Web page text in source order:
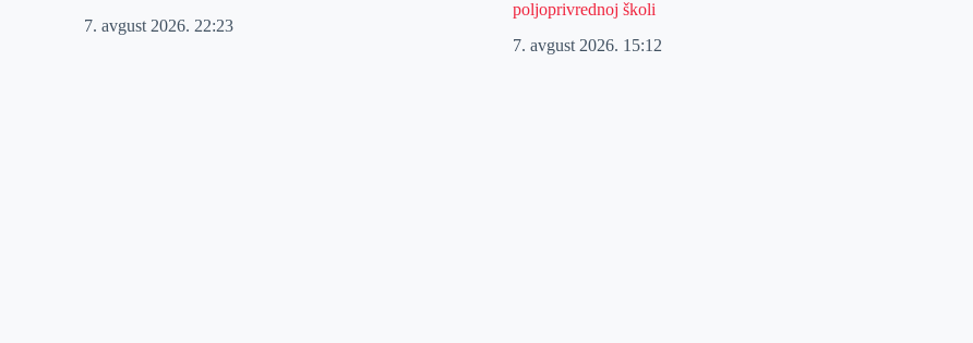
7. avgust 2026. 22:23
poljoprivrednoj školi
7. avgust 2026. 15:12